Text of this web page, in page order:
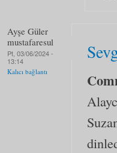
Ayşe Güler
mustafaresul
Pt, 03/06/2024 -
13:14
Kalıcı bağlantı